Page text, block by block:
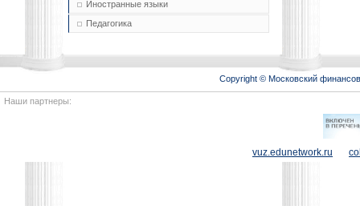
Иностранные языки
Педагогика
Copyright © Московский
Наши партнеры:
vuz.edunetwork.ru